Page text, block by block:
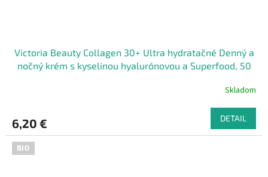
Victoria Beauty Collagen 30+ Ultra hydratačné Denný a
nočný krém s kyselinou hyalurónovou a Superfood, 50
Skladom
6,20 € DETAIL
BIO